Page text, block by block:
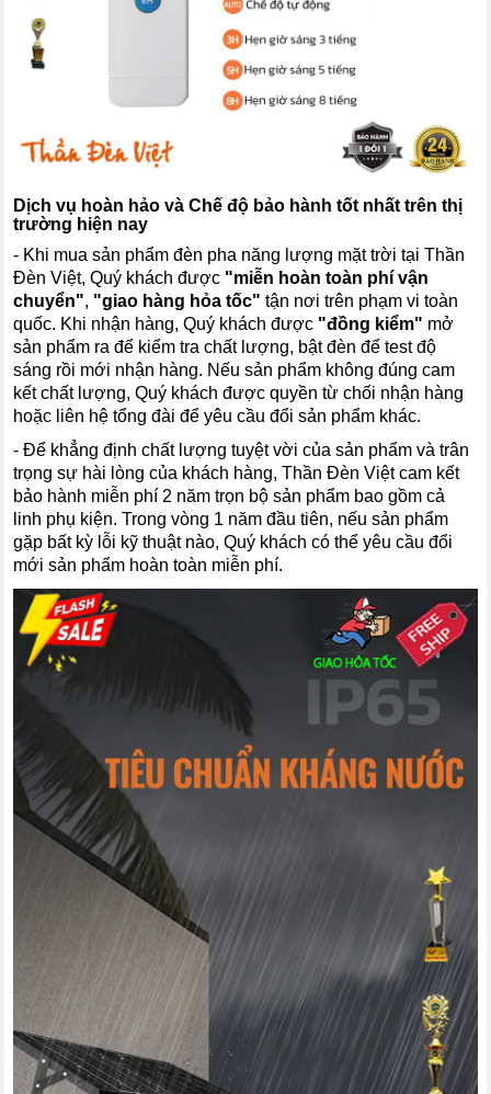
Dịch vụ hoàn hảo và Chế độ bảo hành tốt nhất trên thị
trường hiện nay
- Khi mua sản phẩm đèn pha năng lượng mặt trời tại Thần
Đèn Việt, Quý khách được "miễn hoàn toàn phí vận
chuyển", "giao hàng hỏa tốc" tận nơi trên phạm vi toàn
quốc. Khi nhận hàng, Quý khách được "đồng kiểm" mở
sản phẩm ra để kiểm tra chất lượng, bật đèn để test độ
sáng rồi mới nhận hàng. Nếu sản phẩm không đúng cam
kết chất lượng, Quý khách được quyền từ chối nhận hàng
hoặc liên hệ tổng đài để yêu cầu đổi sản phẩm khác.
- Để khẳng định chất lượng tuyệt vời của sản phẩm và trân
trọng sự hài lòng của khách hàng, Thần Đèn Việt cam kết
bảo hành miễn phí 2 năm trọn bộ sản phẩm bao gồm cả
linh phụ kiện. Trong vòng 1 năm đầu tiên, nếu sản phẩm
gặp bất kỳ lỗi kỹ thuật nào, Quý khách có thể yêu cầu đổi
mới sản phẩm hoàn toàn miễn phí.